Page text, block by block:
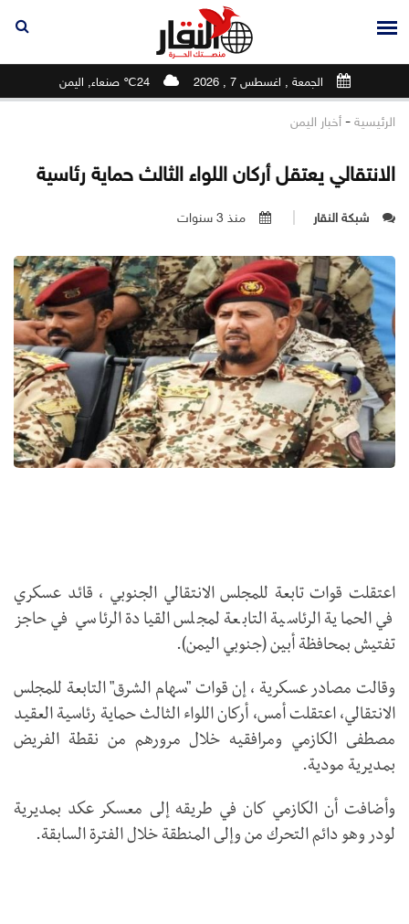
الجمعة , اغسطس 7 , 2026 24℃ صنعاء, اليمن
الرئيسية - أخبار اليمن
الانتقالي يعتقل أركان اللواء الثالث حماية رئاسية
شبكة النقار منذ 3 سنوات
اعتقلت قوات تابعة للمجلس الانتقالي الجنوبي ، قائد عسكري
في الحماية الرئاسية التابعة لمجلس القيادة الرئاسي في حاجز
تفتيش بمحافظة أبين (جنوبي اليمن).
وقالت مصادر عسكرية ، إن قوات "سهام الشرق" التابعة للمجلس
الانتقالي، اعتقلت أمس، أركان اللواء الثالث حماية رئاسية العقيد
مصطفى الكازمي ومرافقيه خلال مرورهم من نقطة الفريض
بمديرية مودية.
وأضافت أن الكازمي كان في طريقه إلى معسكر عكد بمديرية
لودر وهو دائم التحرك من وإلى المنطقة خلال الفترة السابقة.